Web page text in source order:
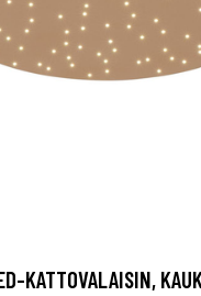
KATTOVALAISIN,